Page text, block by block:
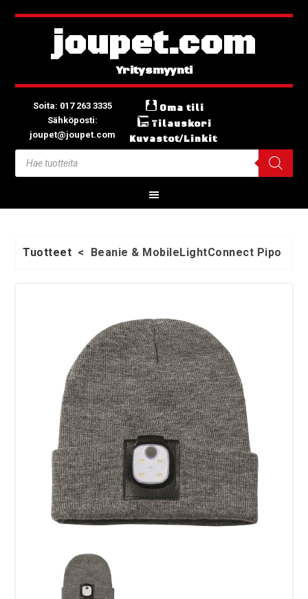
joupet.com
Soita: 017 263 3335
Sähköposti:
joupet@joupet.com
Oma tili
Tilauskori
Kuvastot/Linkit
Tuotteet < Beanie & MobileLightConnect Pipo